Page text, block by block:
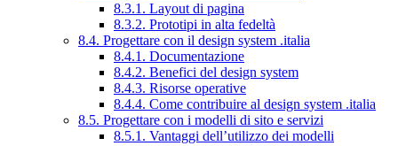
8.3.1. Layout di pagina
8.3.2. Prototipi in alta fedeltà
8.4. Progettare con il design system .italia
8.4.1. Documentazione
8.4.2. Benefici del design system
8.4.3. Risorse operative
8.4.4. Come contribuire al design system .italia
8.5. Progettare con i modelli di sito e servizi
8.5.1. Vantaggi dell’utilizzo dei modelli